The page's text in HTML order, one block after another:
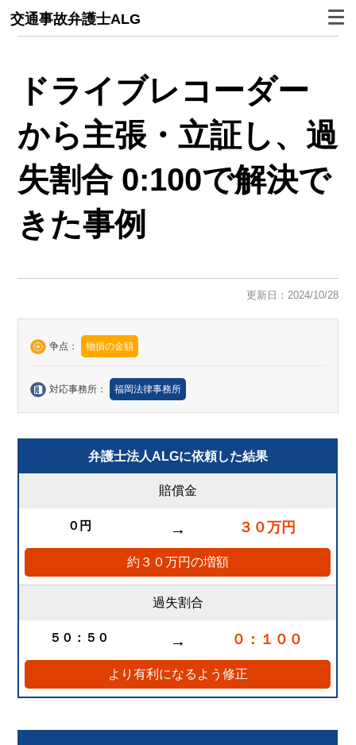
交通事故弁護士ALG
ドライブレコーダー
から主張・立証し、過
失割合 0:100で解決で
きた事例
更新日：2024/10/28
争点： 物損の金額
対応事務所： 福岡法律事務所
弁護士法人ALGに依頼した結果
賠償金
０円 → ３０万円
約３０万円の増額
過失割合
５０：５０ → ０：１００
より有利になるよう修正